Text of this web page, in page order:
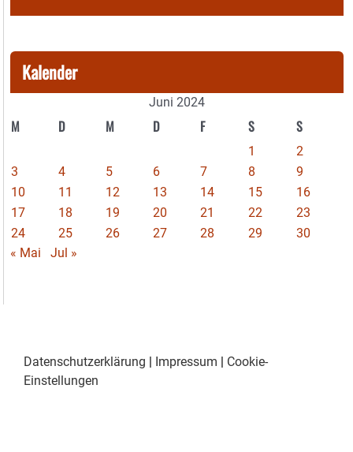
Kalender
Juni 2024
M D M D F S S
1
2
3
4 5 6 7 8
9
10
11 12 13 14 15
16
17
18 19 20 21 22
23
24
25 26 27 28 29
30
« Mai
Jul »
Datenschutzerklärung Impressum
Cookie-
Einstellungen